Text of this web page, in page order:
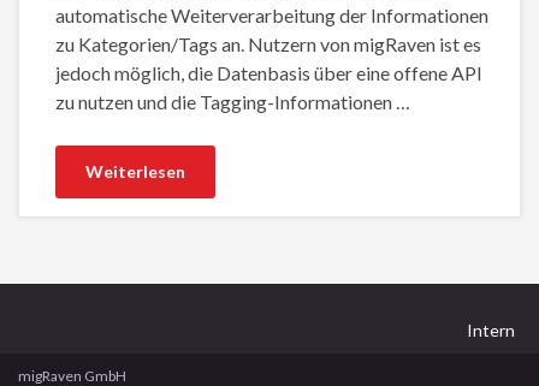
automatische Weiterverarbeitung der Informationen
zu Kategorien/Tags an. Nutzern von migRaven ist es
jedoch möglich, die Datenbasis über eine offene API
zu nutzen und die Tagging-Informationen …
Weiterlesen
Intern
migRaven GmbH